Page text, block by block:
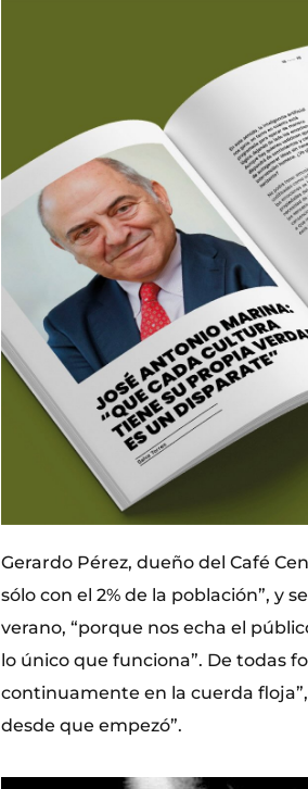
Gerardo Pérez, dueño del Café
sólo con el 2% de la población”, y
verano, “porque nos echa el
lo único que funciona”. De todas
continuamente en la cuerda
desde que empezó”.